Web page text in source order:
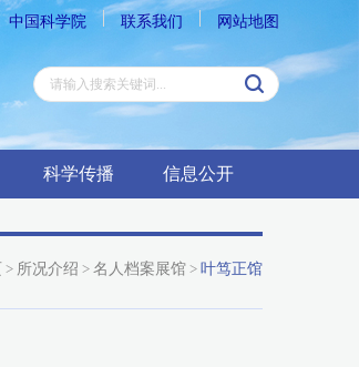
中国科学院 联系我们 网站地图
科学传播 信息公开
> 所况介绍 > 名人档案展馆 > 叶笃正馆